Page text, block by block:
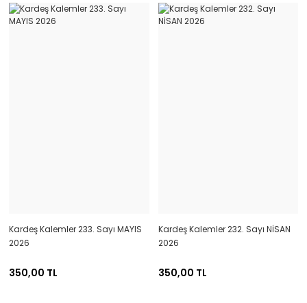
Kardeş Kalemler 233. Sayı MAYIS
2026
350,00 TL
Kardeş Kalemler 232. Sayı NİSAN
2026
350,00 TL